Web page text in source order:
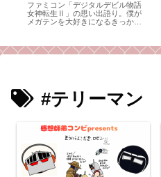
ファミコン「デジタルデビル物語
女神転生Ⅱ」の思い出語り。僕が
メガテンを大好きになるきっかけ
#テリーマン